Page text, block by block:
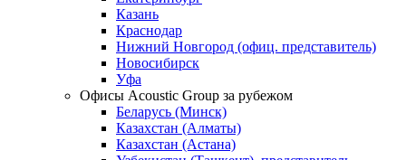
Казань
Краснодар
Нижний Новгород (офиц. представитель)
Новосибирск
Уфа
Офисы Acoustic Group за рубежом
Беларусь (Минск)
Казахстан (Алматы)
Казахстан (Астана)